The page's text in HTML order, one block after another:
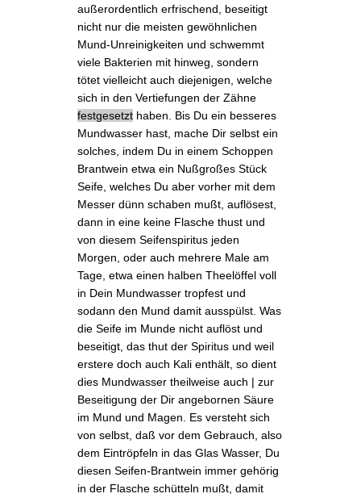
außerordentlich erfrischend, beseitigt
nicht nur die meisten gewöhnlichen
Mund-Unreinigkeiten und schwemmt
viele Bakterien mit hinweg, sondern
tötet vielleicht auch diejenigen, welche
sich in den Vertiefungen der Zähne
festgesetzt haben. Bis Du ein besseres
Mundwasser hast, mache Dir selbst ein
solches, indem Du in einem Schoppen
Brantwein etwa ein Nußgroßes Stück
Seife, welches Du aber vorher mit dem
Messer dünn schaben mußt, auflösest,
dann in eine keine Flasche thust und
von diesem Seifenspiritus jeden
Morgen, oder auch mehrere Male am
Tage, etwa einen halben Theelöffel voll
in Dein Mundwasser tropfest und
sodann den Mund damit ausspülst. Was
die Seife im Munde nicht auflöst und
beseitigt, das thut der Spiritus und weil
erstere doch auch Kali enthält, so dient
dies Mundwasser theilweise auch | zur
Beseitigung der Dir angebornen Säure
im Mund und Magen. Es versteht sich
von selbst, daß vor dem Gebrauch, also
dem Eintröpfeln in das Glas Wasser, Du
diesen Seifen-Brantwein immer gehörig
in der Flasche schütteln mußt, damit